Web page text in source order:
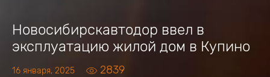
Новосибирскавтодор ввел в
эксплуатацию жилой дом в Купино
16 января, 2025 2839